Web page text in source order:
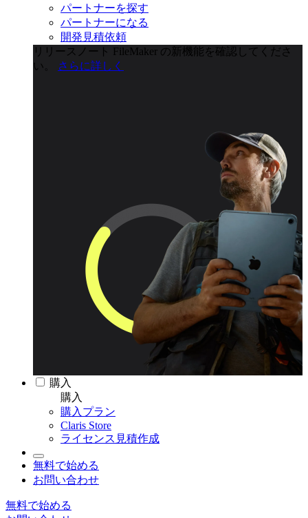
パートナーを探す
パートナーになる
開発見積依頼
リリースノート
FileMaker の新機能を確認してくださ
い。
さらに詳しく
購入
購入
購入プラン
Claris Store
ライセンス見積作成
無料で始める
お問い合わせ
無料で始める